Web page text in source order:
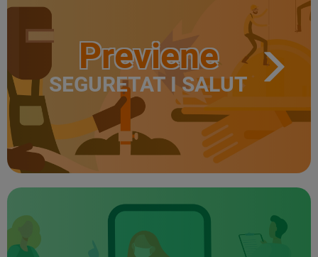
Previene
SEGURETAT I SALUT